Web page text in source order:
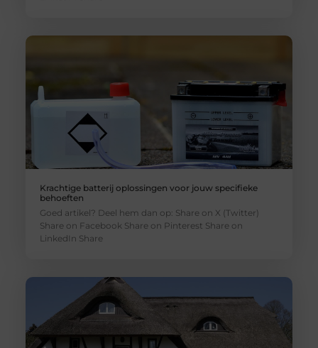
Krachtige batterij oplossingen voor jouw specifieke
behoeften
Goed artikel? Deel hem dan op: Share on X (Twitter)
Share on Facebook Share on Pinterest Share on
LinkedIn Share